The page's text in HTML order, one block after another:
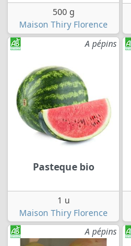
500 g
Maison Thiry Florence
A pépins
Pasteque bio
1 u
Maison Thiry Florence
A pépins